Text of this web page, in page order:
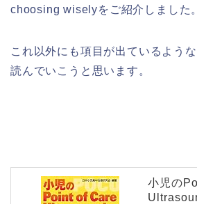
choosing wiselyをご紹介しました。
これ以外にも項目が出ているよう
読んでいこうと思います。
小児の